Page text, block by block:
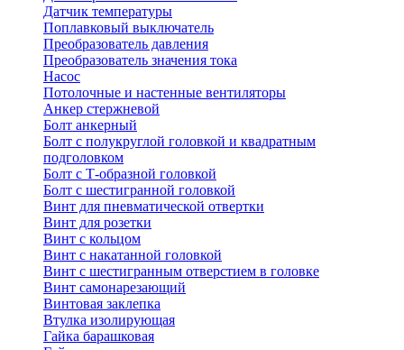
Датчик температуры
Поплавковый выключатель
Преобразователь давления
Преобразователь значения тока
Насос
Потолочные и настенные вентиляторы
Анкер стержневой
Болт анкерный
Болт с полукруглой головкой и квадратным
подголовком
Болт с Т-образной головкой
Болт с шестигранной головкой
Винт для пневматической отвертки
Винт для розетки
Винт с кольцом
Винт с накатанной головкой
Винт с шестигранным отверстием в головке
Винт самонарезающий
Винтовая заклепка
Втулка изолирующая
Гайка барашковая